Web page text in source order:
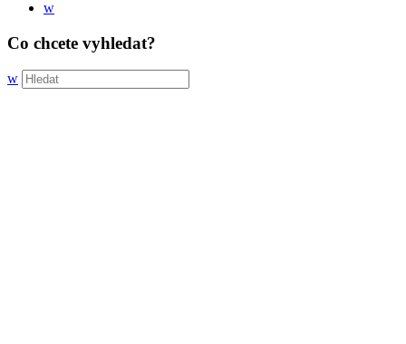
w
Co chcete vyhledat?
w